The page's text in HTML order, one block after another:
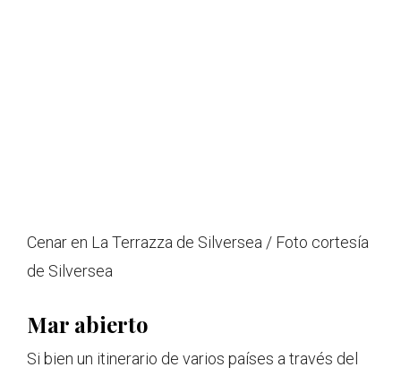
Cenar en La Terrazza de Silversea / Foto cortesía
de Silversea
Mar abierto
Si bien un itinerario de varios países a través del